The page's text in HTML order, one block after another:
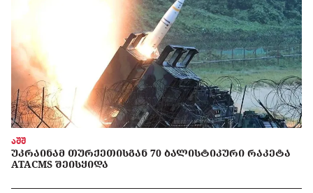
აშშ
ᲣᲙᲠᲐᲘᲜᲐᲛ ᲗᲣᲠᲥᲔᲗᲘᲡᲒᲐᲜ 70 ᲑᲐᲚᲘᲡᲢᲘᲙᲣᲠᲘ ᲠᲐᲙᲔᲢᲐ
ATACMS ᲨᲔᲘᲡᲧᲘᲓᲐ